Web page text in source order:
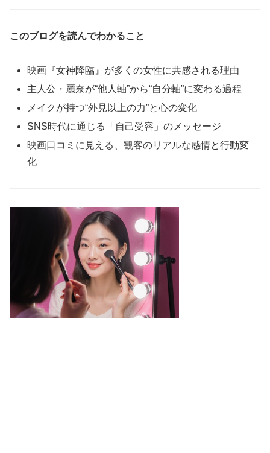
このブログを読んでわかること
映画『女神降臨』が多くの女性に共感される理由
主人公・麗奈が“他人軸”から“自分軸”に変わる過程
メイクが持つ“外見以上の力”と心の変化
SNS時代に通じる「自己受容」のメッセージ
映画口コミに見える、観客のリアルな感情と行動変
化